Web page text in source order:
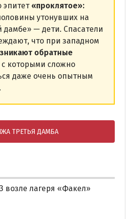
эпитет «проклятое»:
утонувших на
дамбе» — дети. Спасатели
что при западном
обратные
с которыми сложно
даже очень опытным
ТРЕТЬЯ ДАМБА